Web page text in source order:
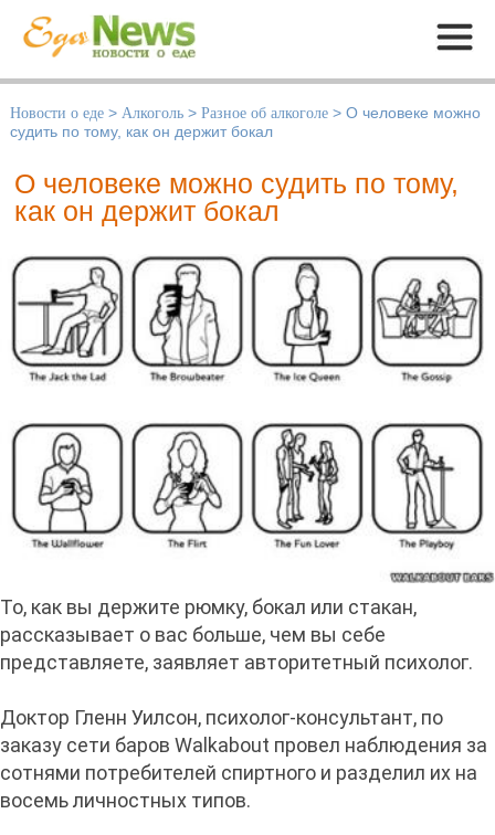
Меню
Новости о еде > Алкоголь > Разное об алкоголе > О человеке можно
судить по тому, как он держит бокал
О человеке можно судить по тому,
как он держит бокал
То, как вы держите рюмку, бокал или стакан,
рассказывает о вас больше, чем вы себе
представляете, заявляет авторитетный психолог.
Доктор Гленн Уилсон, психолог-консультант, по
заказу сети баров Walkabout провел наблюдения за
сотнями потребителей спиртного и разделил их на
восемь личностных типов.